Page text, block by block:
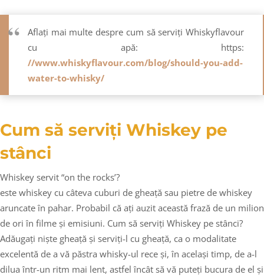
Aflați mai multe despre cum să serviți Whiskyflavour
cu apă: https:
//www.whiskyflavour.com/blog/should-you-add-
water-to-whisky/
Cum să serviți Whiskey pe
stânci
Whiskey servit “on the rocks’?
este whiskey cu câteva cuburi de gheață sau pietre de whiskey
aruncate în pahar. Probabil că ați auzit această frază de un milion
de ori în filme și emisiuni. Cum să serviți Whiskey pe stânci?
Adăugați niște gheață și serviți-l cu gheață, ca o modalitate
excelentă de a vă păstra whisky-ul rece și, în același timp, de a-l
dilua într-un ritm mai lent, astfel încât să vă puteți bucura de el și